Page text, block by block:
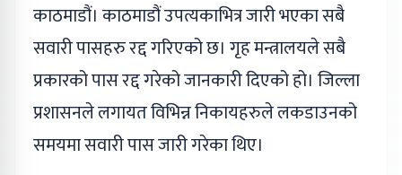
काठमाडौं। काठमाडौं उपत्यकाभित्र जारी भएका सबै
सवारी पासहरु रद्द गरिएको छ। गृह मन्त्रालयले सबै
प्रकारको पास रद्द गरेको जानकारी दिएको हो। जिल्ला
प्रशासनले लगायत विभिन्न निकायहरुले लकडाउनको
समयमा सवारी पास जारी गरेका थिए।